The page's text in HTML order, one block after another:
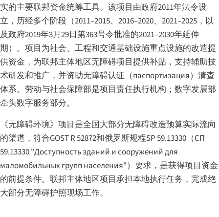
实的主要联邦资金统筹工具。该项目由政府2011年法令设
立，历经多个阶段（2011–2015、2016–2020、2021–2025，以
及政府2019年3月29日第363号令批准的2021–2030年延伸
期）。项目为社会、工程和交通基础设施重点设施的改造提
供资金，为联邦主体地区无障碍项目提供补贴，支持辅助技
术研发和推广，并资助无障碍认证（паспортизация）清查
体系。劳动与社会保障部是项目责任执行机构；数字发展部
牵头数字服务部分。
《无障碍环境》项目是全国大部分无障碍改造预算实际流向
的渠道，符合GOST R 52872和俄罗斯规程SP 59.13330（СП
59.13330 "Доступность зданий и сооружений для
маломобильных групп населения"）要求，是获得项目资金
的前提条件。联邦主体地区项目承担本地执行任务，完成绝
大部分无障碍护照现场工作。